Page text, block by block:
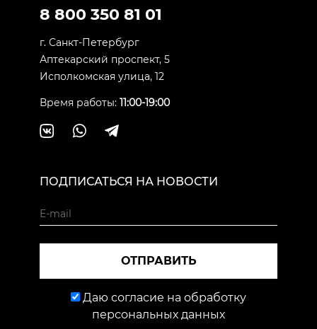
8 800 350 81 01
г. Санкт-Петербург
Аптекарский проспект, 5
Исполкомская улица, 12
Время работы: 11:00-19:00
ПОДПИСАТЬСЯ НА НОВОСТИ
ОТПРАВИТЬ
Даю согласие на обработку
персональных данных